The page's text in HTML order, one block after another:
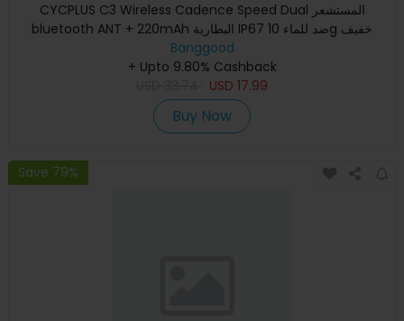
CYCPLUS C3 Wireless Cadence Speed Dual المستشعر
bluetooth ANT + 220mAh البطارية IP67 ضد للماء 10g خفيف
الوزن سهل التركيب
Banggood
+ Upto 9.80% Cashback
USD 17.99
Buy Now
Save 79%